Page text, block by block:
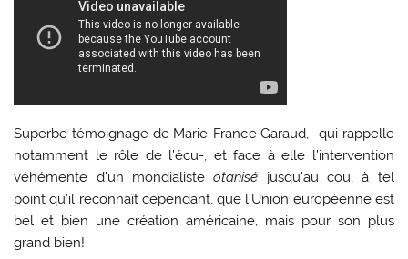
Superbe témoignage de Marie-France Garaud, -qui rappelle
notamment le rôle de l’écu-, et face à elle l’intervention
véhémente d’un mondialisteotanisé jusqu’au cou, à tel
point qu’il reconnaît cependant, que l’Union européenne est
bel et bien une création américaine, mais pour son plus
grand bien!